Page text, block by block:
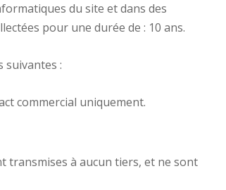
du site et dans des
pour une durée de : 10 ans.
suivantes :
commercial uniquement.
transmises à aucun tiers, et ne sont